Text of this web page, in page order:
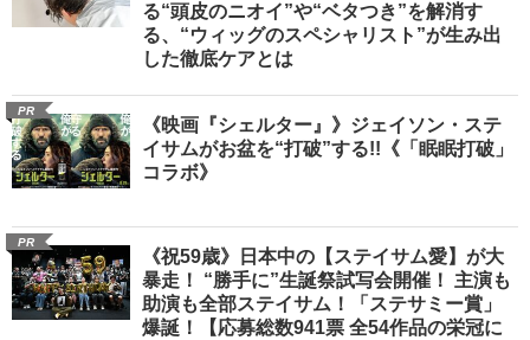
る“頭皮のニオイ”や“ベタつき”を解消す
る、“ウィッグのスペシャリスト”が生み出
した徹底ケアとは
PR
《映画『シェルター』》ジェイソン・ステ
イサムがお盆を“打破”する!!《「眠眠打破」
コラボ》
PR
《祝59歳》日本中の【ステイサム愛】が大
暴走！ “勝手に”生誕祭試写会開催！ 主演も
助演も全部ステイサム！「ステサミー賞」
爆誕！【応募総数941票 全54作品の栄冠に